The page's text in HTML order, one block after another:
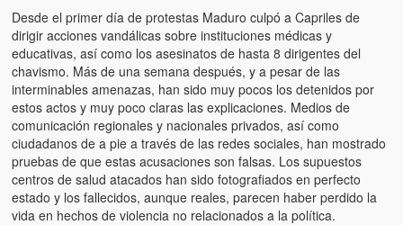
Desde el primer día de protestas Maduro culpó a Capriles de
dirigir acciones vandálicas sobre instituciones médicas y
educativas, así como los asesinatos de hasta 8 dirigentes del
chavismo. Más de una semana después, y a pesar de las
interminables amenazas, han sido muy pocos los detenidos por
estos actos y muy poco claras las explicaciones. Medios de
comunicación regionales y nacionales privados, así como
ciudadanos de a pie a través de las redes sociales, han mostrado
pruebas de que estas acusaciones son falsas. Los supuestos
centros de salud atacados han sido fotografiados en perfecto
estado y los fallecidos, aunque reales, parecen haber perdido la
vida en hechos de violencia no relacionados a la política.